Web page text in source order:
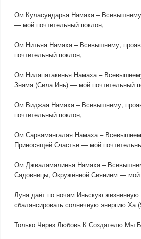
Ом Куласундарья Намаха –
— мой почтительный поклон,
Ом Нитьяя Намаха – Всевышнему,
почтительный поклон,
Ом Нилапатакинья Намаха –
Знамя (Сила Инь) — мой почтительный
Ом Виджая Намаха – Всевышнему,
почтительный поклон,
Ом Сарвамангалая Намаха –
Приносящей Счастье — мой
Ом Джваламалинья Намаха –
Садовницы, Окружённой Сиянием — мой
Луна даёт по ночам Иньскую
сбалансировать солнечную энергию Ха
Только Через Любовь К Создателю Мы